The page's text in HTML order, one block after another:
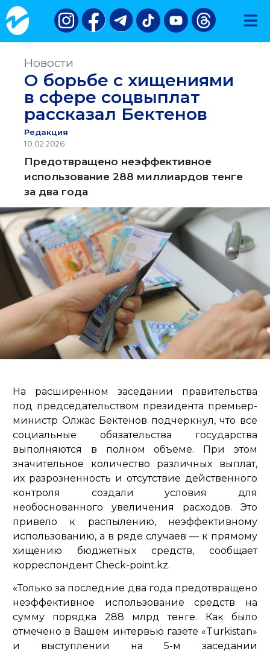
Новости
О борьбе с хищениями
в сфере соцвыплат
рассказал Бектенов
Редакция
10.02.2026
Предотвращено неэффективное
использование 288 миллиардов тенге
за два года
На расширенном заседании правительства
под председательством президента премьер-
министр Олжас Бектенов подчеркнул, что все
социальные обязательства государства
выполняются в полном объеме. При этом
значительное количество различных выплат,
их разрозненность и отсутствие действенного
контроля создали условия для
необоснованного увеличения расходов. Это
привело к распылению, неэффективному
использованию, а в ряде случаев — к прямому
хищению бюджетных средств, сообщает
корреспондент Check-point.kz.
«Только за последние два года предотвращено
неэффективное использование средств на
сумму порядка 288 млрд тенге. Как было
отмечено в Вашем интервью газете «Turkistan»
и выступлении на 5-м заседании